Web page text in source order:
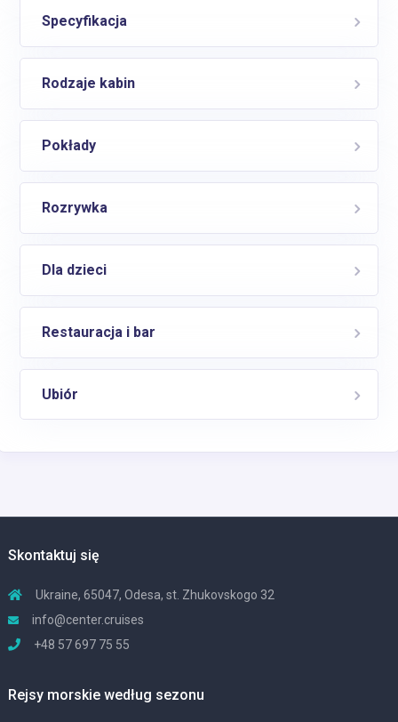
Specyfikacja
Rodzaje kabin
Pokłady
Rozrywka
Dla dzieci
Restauracja i bar
Ubiór
Skontaktuj się
Ukraine, 65047, Odesa, st. Zhukovskogo 32
info@center.cruises
+48 57 697 75 55
Rejsy morskie według sezonu